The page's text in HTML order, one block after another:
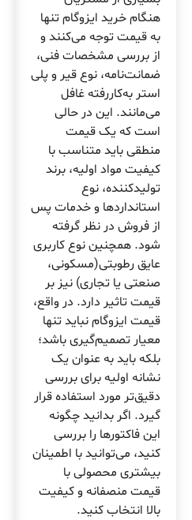
هنگام خرید ایزوگام تنها
به قیمت توجه می‌کنند و
از بررسی مشخصات فنی،
ضمانت‌نامه، نوع قیر و پلی
استر به‌کاررفته غافل
می‌مانند. این در حالی
است که یک قیمت
منطقی باید متناسب با
کیفیت مواد اولیه، برند
تولیدکننده، نوع
استانداردها و خدمات پس
از فروش در نظر گرفته
شود. همچنین نوع کاربری
عایق رطوبتی(مسکونی،
صنعتی یا تجاری) نیز بر
قیمت تاثیر دارد. در واقع،
قیمت ایزوگام نباید تنها
معیار تصمیم‌گیری باشد؛
بلکه باید به عنوان یک
نشانه اولیه برای بررسی
دقیق‌تر مورد استفاده قرار
گیرد. اگر بدانید چگونه
این فاکتورها را بررسی
کنید، می‌توانید با اطمینان
بیشتری محصولی با
قیمت منصفانه و کیفیت
بالا انتخاب کنید.